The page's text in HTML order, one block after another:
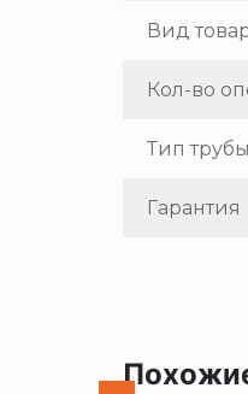
Вид
Кол-во
Тип трубы
Гарантия